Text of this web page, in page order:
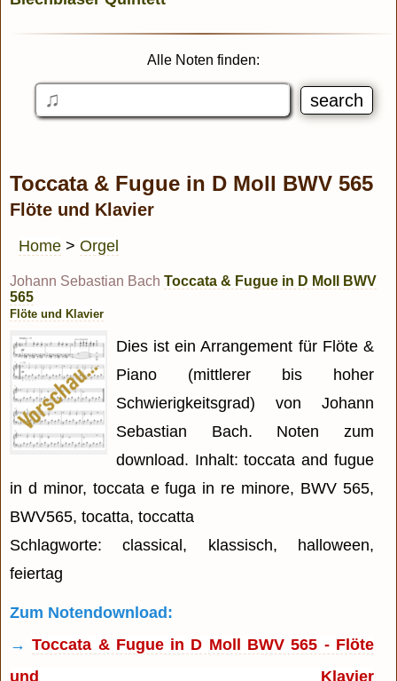
Alle Noten finden:
Toccata & Fugue in D Moll BWV 565
Flöte und Klavier
Home > Orgel
Johann Sebastian Bach Toccata & Fugue in D Moll BWV
565
Flöte und Klavier
Dies ist ein Arrangement für Flöte &
Piano (mittlerer bis hoher
Schwierigkeitsgrad) von Johann
Sebastian Bach. Noten zum
download. Inhalt: toccata and fugue
in d minor, toccata e fuga in re minore, BWV 565,
BWV565, tocatta, toccatta
Schlagworte: classical, klassisch, halloween,
feiertag
Zum Notendownload:
→Toccata & Fugue in D Moll BWV 565 - Flöte
und Klavier